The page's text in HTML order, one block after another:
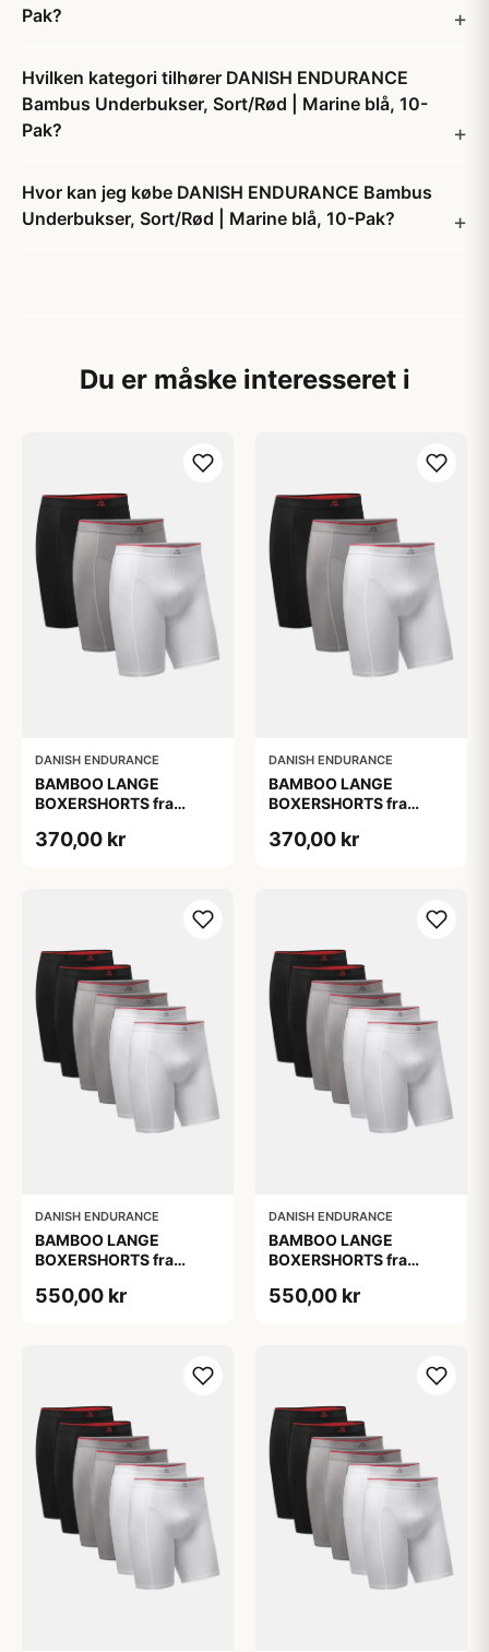
Pak?
Hvilken kategori tilhører DANISH ENDURANCE
Bambus Underbukser, Sort/Rød | Marine blå, 10-
Pak?
Hvor kan jeg købe DANISH ENDURANCE Bambus
Underbukser, Sort/Rød | Marine blå, 10-Pak?
Du er måske interesseret i
DANISH ENDURANCE
BAMBOO LANGE
BOXERSHORTS fra
Sort/Rød | Grå | Hvid 3-
370,00 kr
DANISH ENDURANCE
BAMBOO LANGE
BOXERSHORTS fra
Sort/Rød | Grå | Hvid 3-
370,00 kr
DANISH ENDURANCE
BAMBOO LANGE
BOXERSHORTS fra
Sort/Rød | Grå | Hvid 6-
550,00 kr
DANISH ENDURANCE
BAMBOO LANGE
BOXERSHORTS fra
Sort/Rød | Grå | Hvid 6-
550,00 kr